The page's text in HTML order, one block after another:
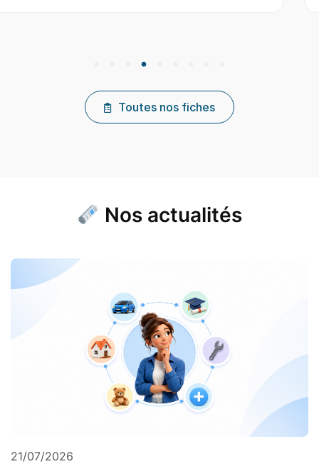
Toutes nos fiches
Nos actualités
21/07/2026